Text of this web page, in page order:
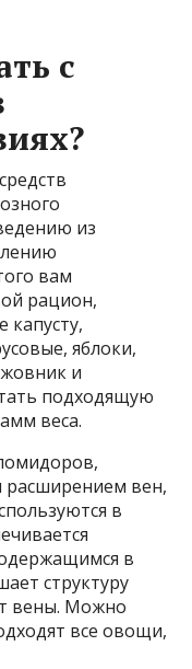
с
из
вам
рацион,
яблоки,
и
подходящую
веса.
расширением вен,
в
в
структуру
вены. Можно
все овощи,